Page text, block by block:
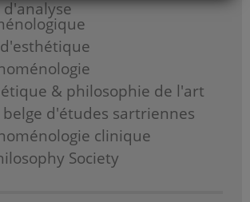
& philosophie de l'art
d'études sartriennes
clinique
Society